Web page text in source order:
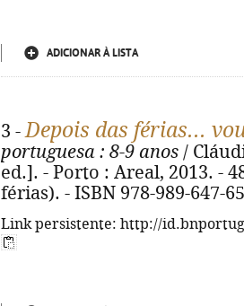
ADICIONAR À LISTA
3 -Depois das férias...
portuguesa : 8-9 anos /
ed.]. - Porto : Areal, 2013. -
férias). - ISBN 978-989-647-
Link persistente: http://